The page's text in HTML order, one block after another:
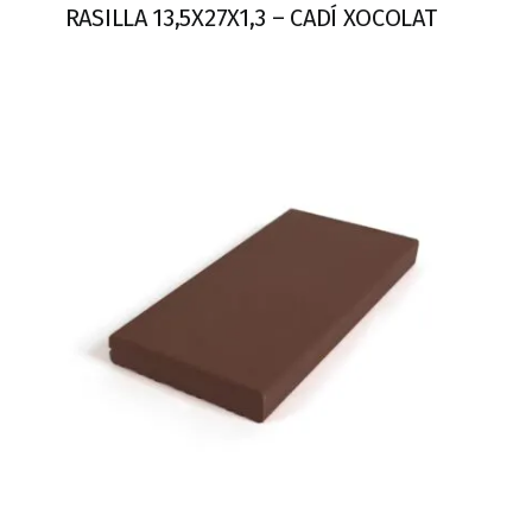
RASILLA 13,5X27X1,3 – CADÍ XOCOLAT